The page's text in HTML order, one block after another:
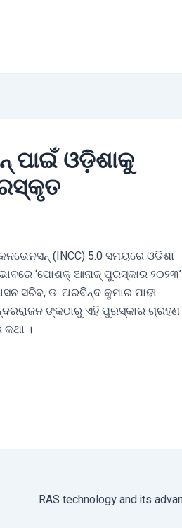
ପାଇଁ ଓଡ଼ିଶାକୁ
(INCC) 5.0 ସମୟରେ ଓଡିଶା
‘ପୋଶକ୍ ଆନାଜ୍ ପୁରସ୍କାର ୨୦୨୩’
ସଚିବ, ଡ. ଅରବିନ୍ଦ କୁମାର ପାଢୀ
ଙ୍କଠାରୁ ଏହି ପୁରସ୍କାର ଗ୍ରହଣ
।